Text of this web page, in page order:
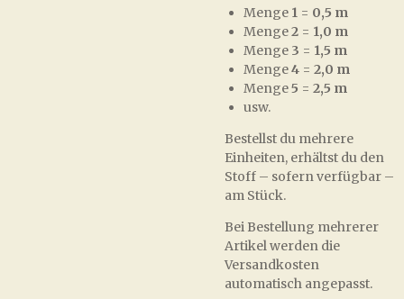
Menge 1 = 0,5 m
Menge2 = 1,0 m
Menge 3 = 1,5 m
Menge4 = 2,0 m
Menge5 = 2,5 m
usw.
Bestellst du mehrere
Einheiten, erhältst du den
Stoff – sofern verfügbar –
am Stück.
Bei Bestellung mehrerer
Artikel werden die
Versandkosten
automatisch angepasst.